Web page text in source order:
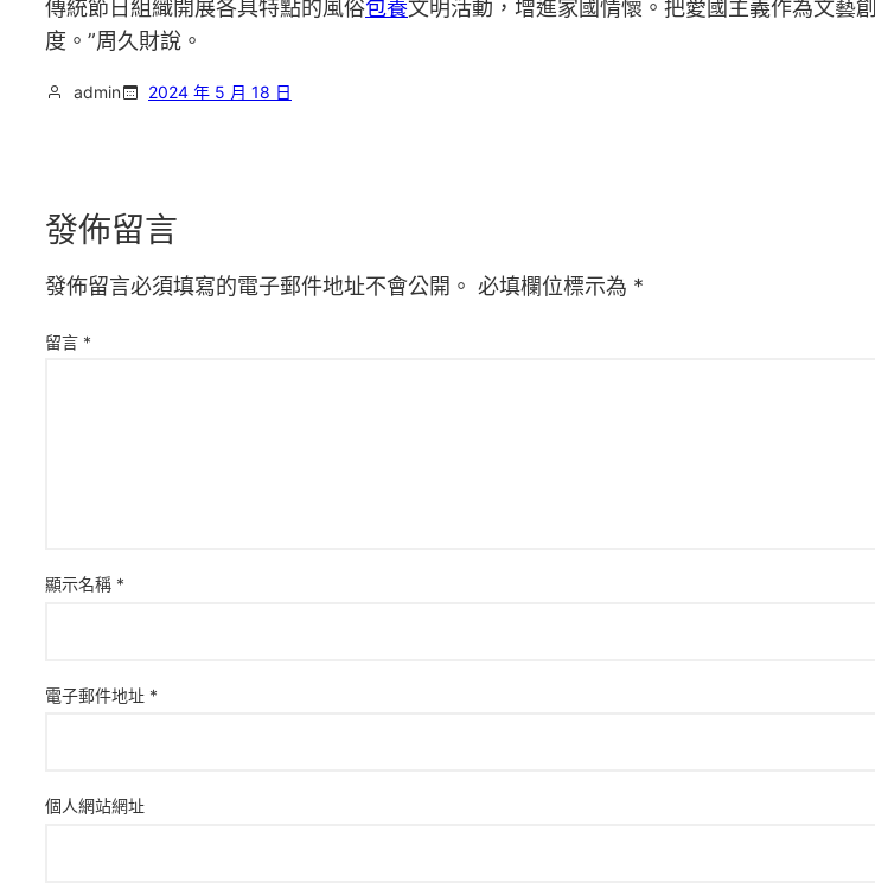
傳統節日組織開展各具特點的風俗包養文明活動，增進家國情懷。把愛國主義作為文藝
度。”周久財說。
admin 2024 年 5 月 18 日
發佈留言
發佈留言必須填寫的電子郵件地址不會公開。 必填欄位標示為 *
留言 *
顯示名稱 *
電子郵件地址 *
個人網站網址